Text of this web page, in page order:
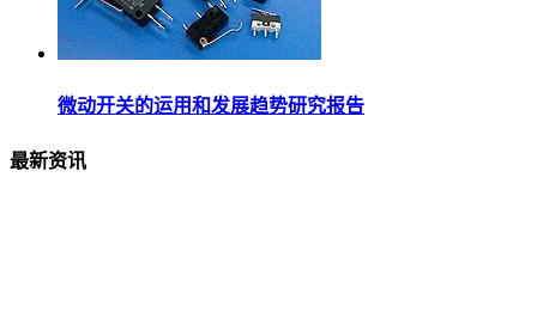
微动开关的运用和发展趋势研究报告
最新资讯